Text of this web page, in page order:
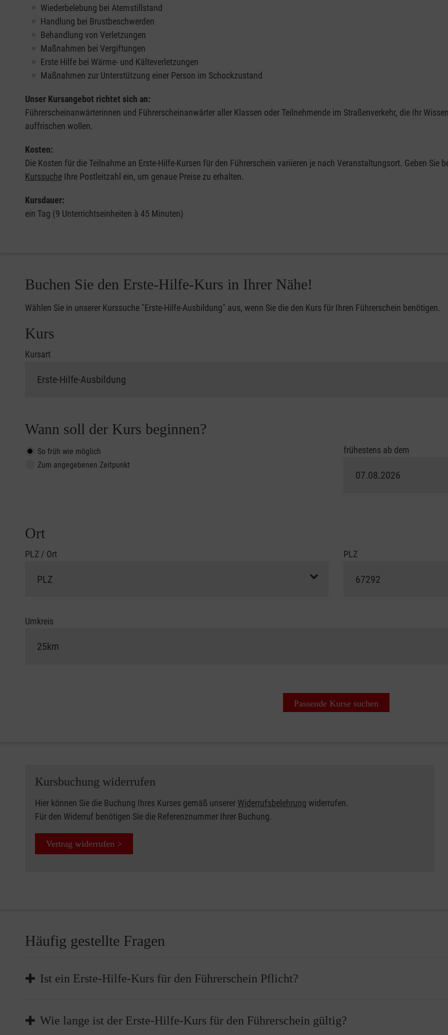
Wiederbelebung bei Atemstillstand
Handlung bei Brustbeschwerden
Behandlung von Verletzungen
Maßnahmen bei Vergiftungen
Erste Hilfe bei Wärme- und Kälteverletzungen
Maßnahmen zur Unterstützung einer Person im Schockzustand
Unser Kursangebot richtet sich an:
Führerscheinanwärterinnen und Führerscheinanwärter aller Klassen oder Teilnehmende im Straßenverkehr, die Ihr
auffrischen wollen.
Kosten:
Die Kosten für die Teilnahme an Erste-Hilfe-Kursen für den Führerschein variieren je nach Veranstaltungsort. Geben Sie
Kurssuche Ihre Postleitzahl ein, um genaue Preise zu erhalten.
Kursdauer:
ein Tag (9 Unterrichtseinheiten à 45 Minuten)
Buchen Sie den Erste-Hilfe-Kurs in Ihrer Nähe!
Wählen Sie in unserer Kurssuche "Erste-Hilfe-Ausbildung" aus, wenn Sie die den Kurs für Ihren Führerschein benötigen.
Kurs
Kursart
Wann soll der Kurs beginnen?
So früh wie möglich
Zum angegebenen Zeitpunkt
frühestens ab dem
Ort
PLZ / Ort PLZ
Umkreis
Passende Kurse suchen
Kursbuchung widerrufen
Hier können Sie die Buchung Ihres Kurses gemäß unserer Widerrufsbelehrung widerrufen.
Für den Widerruf benötigen Sie die Referenznummer Ihrer Buchung.
Vertrag widerrufen >
Häufig gestellte Fragen
Ist ein Erste-Hilfe-Kurs für den Führerschein Pflicht?
Die Teilnahme an einem Erste-Hilfe-Kurs ist Pflicht, bevor Sie Ihren Führerschein erhalten können. Vor der
müssen Sie bei der Führerscheinstelle nachweisen, dass Sie einen Erste-Hilfe-Kurs erfolgreich abgeschlossen haben.
Wie lange ist der Erste-Hilfe-Kurs für den Führerschein gültig?